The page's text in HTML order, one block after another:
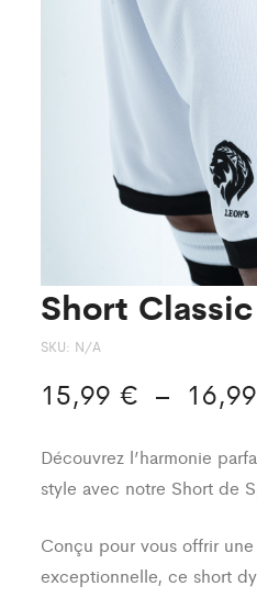
Short
SKU: N/A
15,99 € – 16,99
Découvrez l’harmonie
style avec notre Short de
Conçu pour vous offrir
exceptionnelle, ce short